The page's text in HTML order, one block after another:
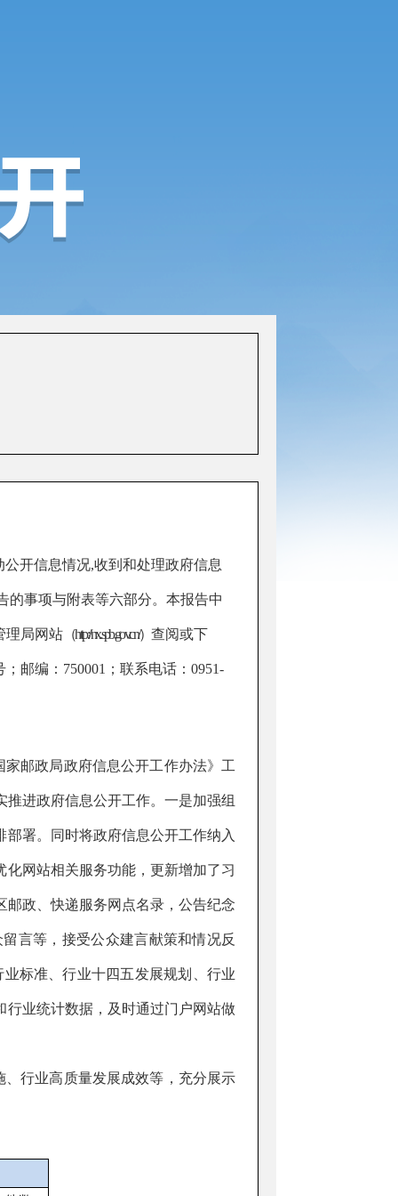
公开信息情况,收到和处理政府信息
的事项与附表等六部分。本报告中
理局网站 （http://nx.spb.gov.cn/） 查阅或下
；邮编：750001 ；联系电话：0951-
邮政局政府信息公开工作办法》 工
进政府信息公开工作。 一是加强组
署。同时将政府信息公开工作纳入
化网站相关服务功能， 更新增加了习
政、快递服务网点名录，公告纪念
留言等 ， 接受公众建言献策和情况反
业标准、行业十四五发展规划、 行业
业统计数据， 及时通过门户网站做
行业高质量发展成效等，充分展示